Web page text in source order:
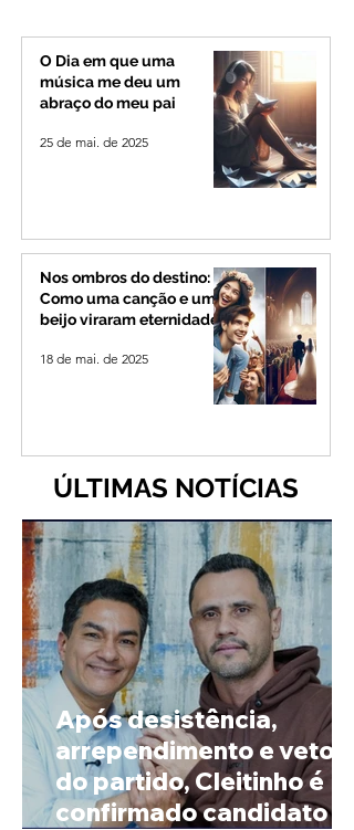
Paranaíba
O Dia em que uma
música me deu um
abraço do meu pai
25 de mai. de 2025
Nos ombros do destino:
Como uma canção e um
beijo viraram eternidade
18 de mai. de 2025
ÚLTIMAS NOTÍCIAS
Após desistência,
arrependimento e veto
do partido, Cleitinho é
confirmado candidato ao